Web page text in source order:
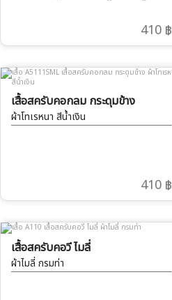
410 ฿
เสื้อสครับคอกลม กระดุมข้าง
ผ้าโทเรหนา สีน้ำเงิน
410 ฿
เสื้อสครับคอวี ไมลี่
ผ้าไมลี่ กรมท่า